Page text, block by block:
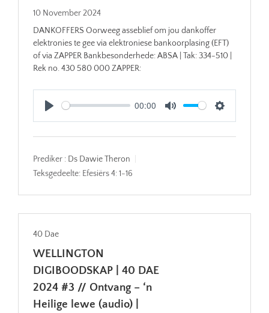
10 November 2024
DANKOFFERS Oorweeg asseblief om jou dankoffer
elektronies te gee via elektroniese bankoorplasing (EFT)
of via ZAPPER Bankbesonderhede: ABSA | Tak: 334-510 |
Rek no. 430 580 000 ZAPPER:
Play
00:00
Mute Settings
Prediker : Ds Dawie Theron
Teksgedeelte: Efesiërs 4: 1-16
40 Dae
WELLINGTON
DIGIBOODSKAP | 40 DAE
2024 #3 // Ontvang – ‘n
Heilige lewe (audio) |